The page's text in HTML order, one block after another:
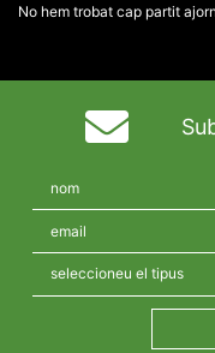
No hem trobat cap partit